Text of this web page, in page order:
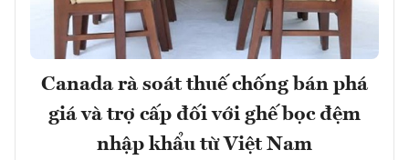
Canada rà soát thuế chống bán phá
giá và trợ cấp đối với ghế bọc đệm
nhập khẩu từ Việt Nam